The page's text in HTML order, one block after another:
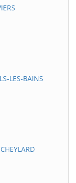
LES-BAINS